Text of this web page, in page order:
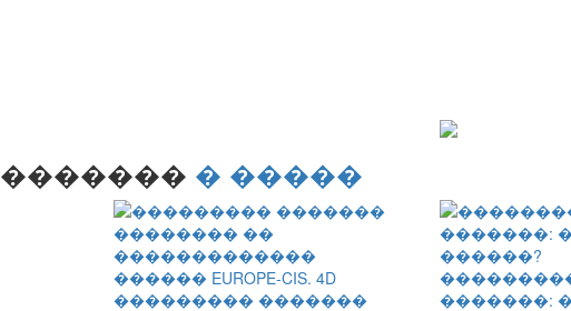
������� � �����
��������� �������
�������: